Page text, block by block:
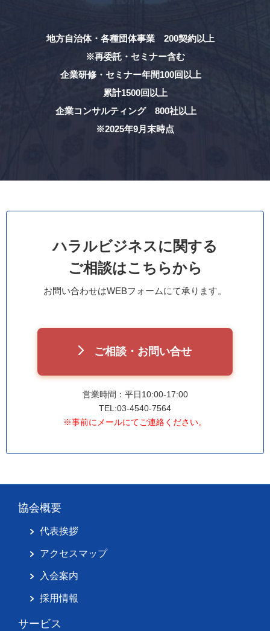
地方自治体・各種団体事業 200契約以上
※再委託・セミナー含む
企業研修・セミナー年間100回以上
累計1500回以上
企業コンサルティング 800社以上
※2025年9月末時点
ハラルビジネスに関する
ご相談はこちらから
お問い合わせはWEBフォームにて承ります。
ご相談・お問い合せ
営業時間：平日10:00-17:00
TEL:03-4540-7564
※事前にメールにてご連絡ください。
協会概要
代表挨拶
アクセスマップ
入会案内
採用情報
サービス